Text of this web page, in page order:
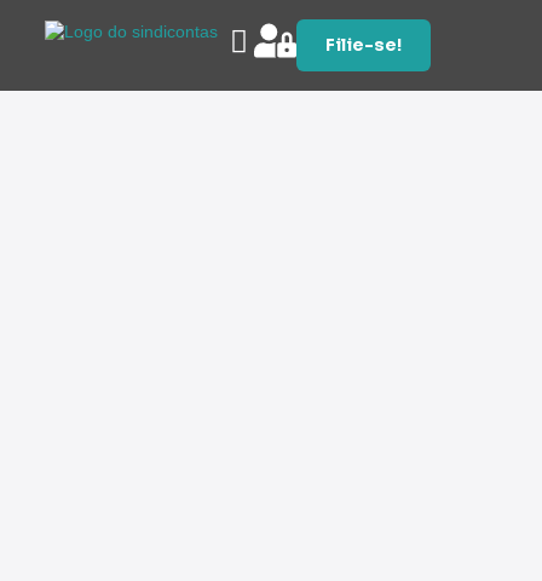
Filie-se!